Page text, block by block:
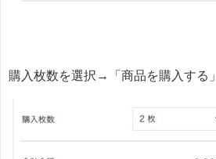
購入枚数を選択→「商品を購入する」